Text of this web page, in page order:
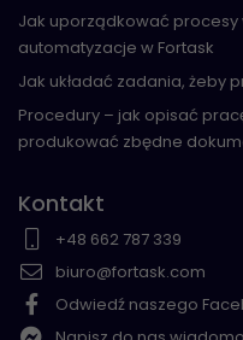
Jak uporządkować procesy
automatyzacje w Fortask
Jak układać zadania, żeby
Procedury – jak opisać
produkować zbędne
Kontakt
+48 662 787 339
biuro@fortask.com
Odwiedź naszego